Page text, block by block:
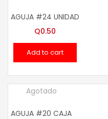
AGUJA #24 UNIDAD
Q0.50
Add to cart
Agotado
AGUJA #20 CAJA